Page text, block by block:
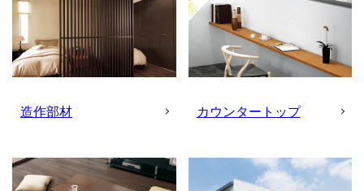
造作部材 カウンタートップ